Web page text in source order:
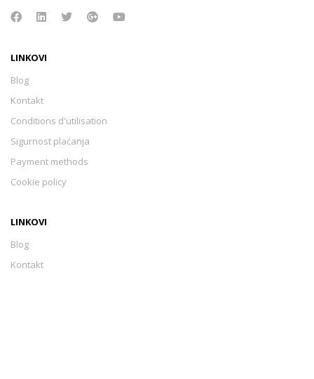
LINKOVI
Blog
Kontakt
Conditions d'utilisation
Sigurnost plaćanja
Payment methods
Cookie policy
LINKOVI
Blog
Kontakt